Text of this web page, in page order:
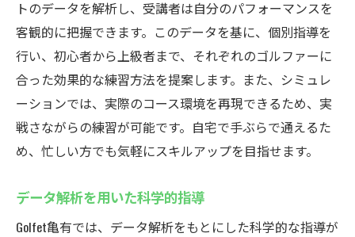
トのデータを解析し、受講者は自分のパフォーマンスを
客観的に把握できます。このデータを基に、個別指導を
行い、初心者から上級者まで、それぞれのゴルファーに
合った効果的な練習方法を提案します。また、シミュレ
ーションでは、実際のコース環境を再現できるため、実
戦さながらの練習が可能です。自宅で手ぶらで通えるた
め、忙しい方でも気軽にスキルアップを目指せます。
データ解析を用いた科学的指導
Golfet亀有では、データ解析をもとにした科学的な指導が